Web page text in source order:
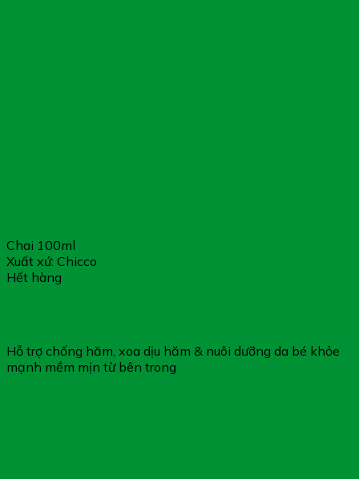
Chai 100ml
Xuất xứ: Chicco
Hết hàng
Hỗ trợ chống hăm, xoa dịu hăm & nuôi dưỡng da bé khỏe
mạnh mềm mịn từ bên trong